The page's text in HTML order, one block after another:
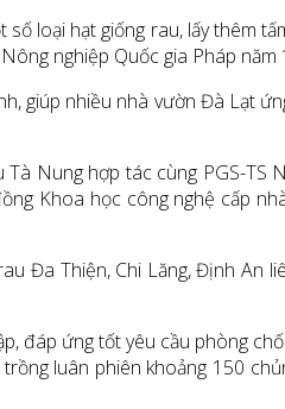
loại hạt giống rau, lấy thêm
nghiệp Quốc gia Pháp năm
giúp nhiều nhà vườn Đà Lạt
Nung hợp tác cùng PGS-TS
Khoa học công nghệ cấp
Đa Thiện, Chi Lăng, Định An
đáp ứng tốt yêu cầu phòng
luân phiên khoảng 150